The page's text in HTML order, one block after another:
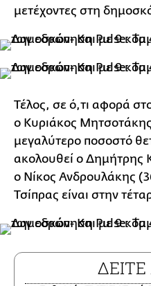
μετέχοντες στη
Τέλος, σε ό,τι αφορά
ο Κυριάκος
μεγαλύτερο ποσοστό
ακολουθεί ο Δημήτρης
ο Νίκος Ανδρουλάκης
Τσίπρας είναι στην